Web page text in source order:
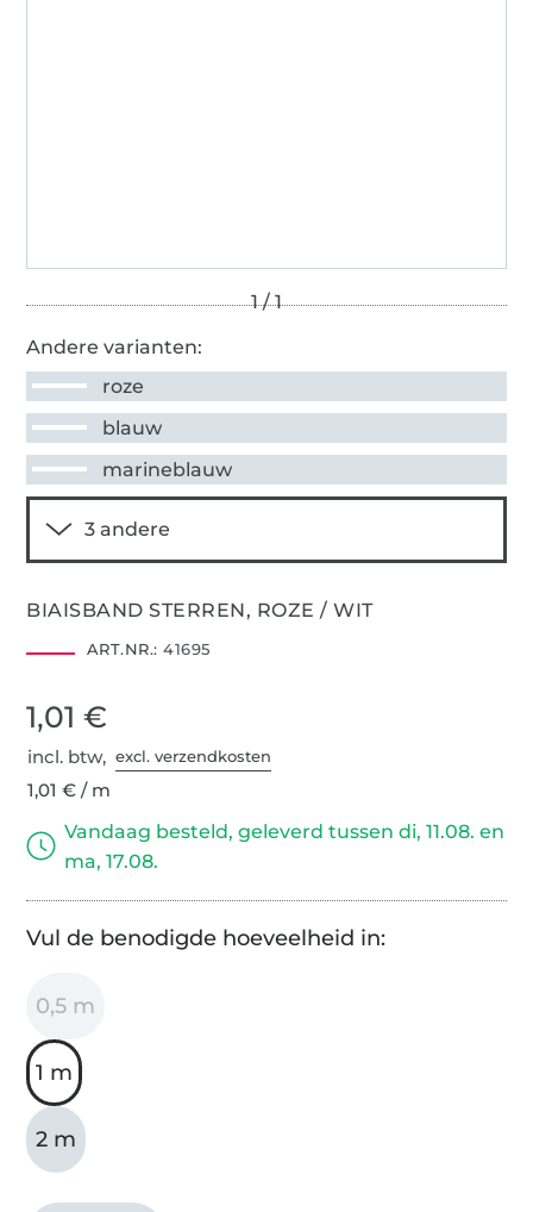
Andere varianten:
roze
blauw
marineblauw
BIAISBAND STERREN, ROZE / WIT
ART.NR.: 41695
1,01 €
incl. btw,excl. verzendkosten
1,01 € / m
Vandaag besteld, geleverd tussen di, 11.08. en
ma, 17.08.
Vul de benodigde hoeveelheid in:
0,5 m
1 m
2 m